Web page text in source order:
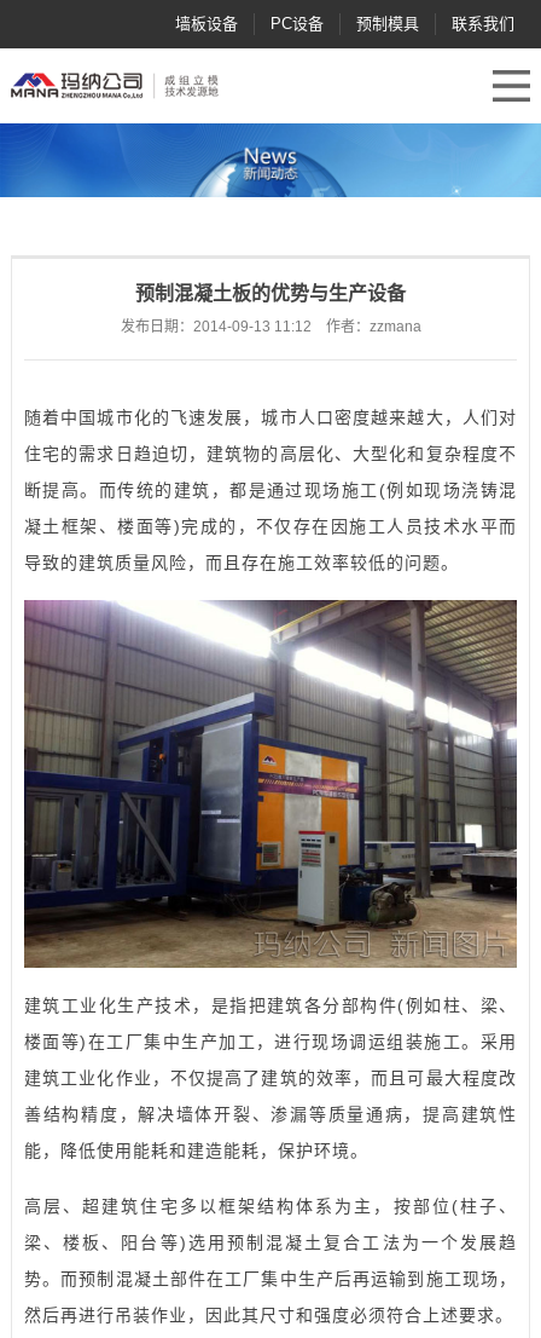
联系我们
预制模具
PC设备
墙板设备
预制混凝土板的优势与生产设备
发布日期：2014-09-13 11:12 作者：zzmana
随着中国城市化的飞速发展，城市人口密度越来越大，人们对
住宅的需求日趋迫切，建筑物的高层化、大型化和复杂程度不
断提高。而传统的建筑，都是通过现场施工(例如现场浇铸混
凝土框架、楼面等)完成的，不仅存在因施工人员技术水平而
导致的建筑质量风险，而且存在施工效率较低的问题。
建筑工业化生产技术，是指把建筑各分部构件(例如柱、梁、
楼面等)在工厂集中生产加工，进行现场调运组装施工。采用
建筑工业化作业，不仅提高了建筑的效率，而且可最大程度改
善结构精度，解决墙体开裂、渗漏等质量通病，提高建筑性
能，降低使用能耗和建造能耗，保护环境。
高层、超建筑住宅多以框架结构体系为主，按部位(柱子、
梁、楼板、阳台等)选用预制混凝土复合工法为一个发展趋
势。而预制混凝土部件在工厂集中生产后再运输到施工现场，
然后再进行吊装作业，因此其尺寸和强度必须符合上述要求。